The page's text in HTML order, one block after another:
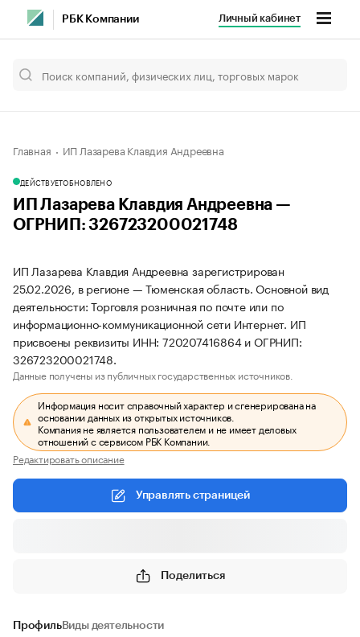
РБК Компании Личный кабинет
Главная ИП Лазарева Клавдия Андреевна
ДЕЙСТВУЕТОБНОВЛЕНО
ИП Лазарева Клавдия Андреевна —
ОГРНИП: 326723200021748
ИП Лазарева Клавдия Андреевна зарегистрирован
25.02.2026, в регионе — Тюменская область. Основной вид
деятельности: Торговля розничная по почте или по
информационно-коммуникационной сети Интернет. ИП
присвоены реквизиты ИНН: 720207416864 и ОГРНИП:
326723200021748.
Данные получены из публичных государственных источников.
Информация носит справочный характер и сгенерирована на
основании данных из открытых источников.
Компания не является пользователем и не имеет деловых
отношений с сервисом РБК Компании.
Редактировать описание
Управлять страницей
Поделиться
ПрофильВиды деятельности